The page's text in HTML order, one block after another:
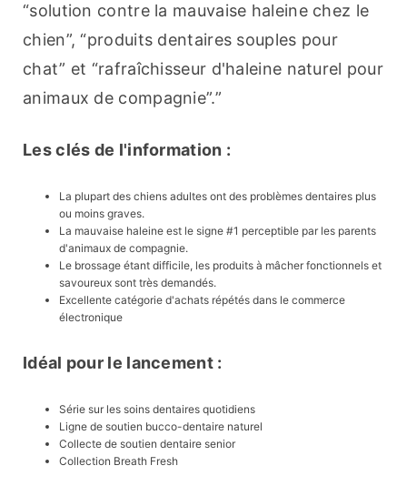
“solution contre la mauvaise haleine chez le
chien”, “produits dentaires souples pour
chat” et “rafraîchisseur d'haleine naturel pour
animaux de compagnie”.”
Les clés de l'information :
La plupart des chiens adultes ont des problèmes dentaires plus
ou moins graves.
La mauvaise haleine est le signe #1 perceptible par les parents
d'animaux de compagnie.
Le brossage étant difficile, les produits à mâcher fonctionnels et
savoureux sont très demandés.
Excellente catégorie d'achats répétés dans le commerce
électronique
Idéal pour le lancement :
Série sur les soins dentaires quotidiens
Ligne de soutien bucco-dentaire naturel
Collecte de soutien dentaire senior
Collection Breath Fresh